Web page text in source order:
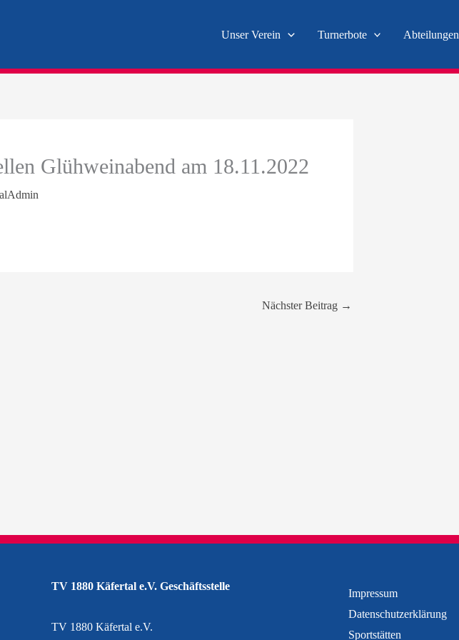
Unser Verein Turnerbote Abteilungen
Glühweinabend am 18.11.2022
Nächster Beitrag →
TV 1880 Käfertal e.V. Geschäftsstelle
TV 1880 Käfertal e.V.
Impressum
Datenschutzerklärung
Sportstätten